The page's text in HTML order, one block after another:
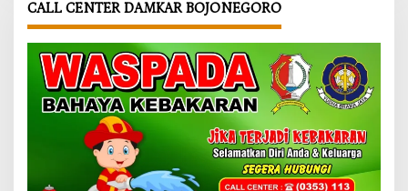
CALL CENTER DAMKAR BOJONEGORO